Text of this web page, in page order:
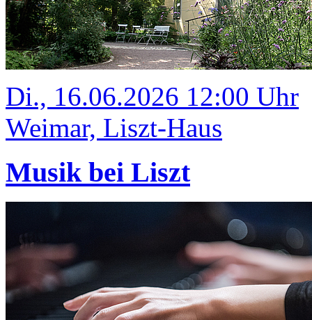
Di., 16.06.2026 12:00 Uhr
Weimar, Liszt-Haus
Musik bei Liszt